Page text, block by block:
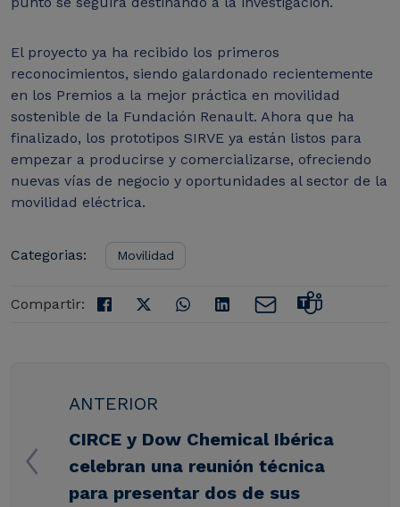
El proyecto ya ha recibido los primeros
reconocimientos, siendo galardonado recientemente
en los Premios a la mejor práctica en movilidad
sostenible de la Fundación Renault. Ahora que ha
finalizado, los prototipos SIRVE ya están listos para
empezar a producirse y comercializarse, ofreciendo
nuevas vías de negocio y oportunidades al sector de la
movilidad eléctrica.
Categorias: Movilidad
Compartir:
ANTERIOR
CIRCE y Dow Chemical Ibérica
celebran una reunión técnica
para presentar dos de sus